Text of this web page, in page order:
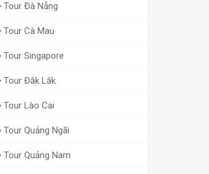
Tour Đà Nẵng
Tour Cà Mau
Tour Singapore
Tour Đăk Lăk
Tour Lào Cai
Tour Quảng Ngãi
Tour Quảng Nam